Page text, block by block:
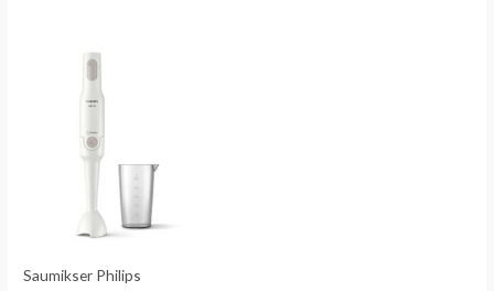
Saumikser Philips